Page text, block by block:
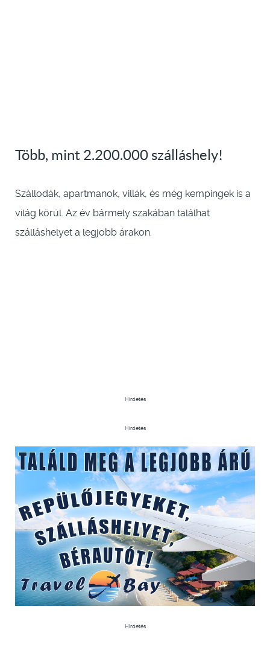
Több, mint 2.200.000 szálláshely!
Szállodák, apartmanok, villák, és még kempingek is a
világ körül. Az év bármely szakában találhat
szálláshelyet a legjobb árakon.
Hirdetés
Hirdetés
Hirdetés